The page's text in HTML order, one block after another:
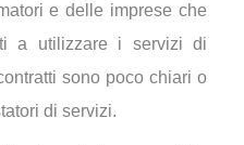
e delle imprese che
a utilizzare i servizi di
sono poco chiari o
di servizi.